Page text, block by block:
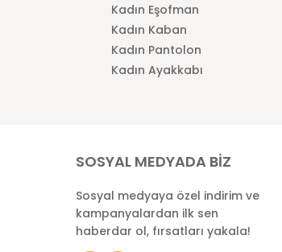
Kadın Eşofman
Kadın Kaban
Kadın Pantolon
Kadın Ayakkabı
SOSYAL MEDYADA BİZ
Sosyal medyaya özel indirim ve
kampanyalardan ilk sen
haberdar ol, fırsatları yakala!